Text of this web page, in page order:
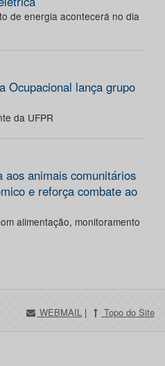
de energia acontecerá no dia
Ocupacional lança grupo
da UFPR
aos animais comunitários
e reforça combate ao
alimentação, monitoramento
WEBMAIL | Topo do Site